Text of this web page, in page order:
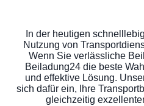
In der heutigen
Nutzung von
Wenn Sie verlässliche
Beiladung24 die beste
und effektive Lösung.
sich dafür ein, Ihre
gleichzeitig